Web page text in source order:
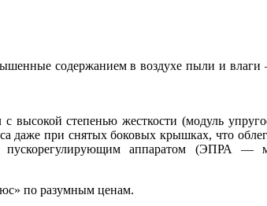
содержанием в воздухе пыли и влаги
высокой степенью жесткости (модуль
даже при снятых боковых крышках, что
пускорегулирующим аппаратом
по разумным ценам.